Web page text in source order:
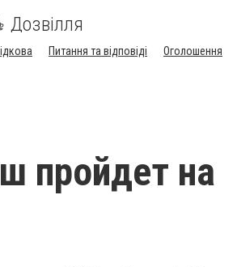
Дозвілля
Питання та відповіді
Оголошення
пройдет на